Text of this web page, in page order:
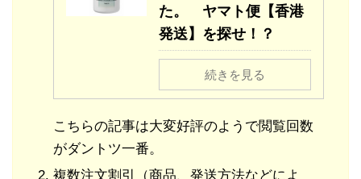
た。 ヤマト便【香港
発送】を探せ！？
続きを見る
こちらの記事は大変好評のようで閲覧回数
がダントツ一番。
複数注文割引（商品、発送方法などによ